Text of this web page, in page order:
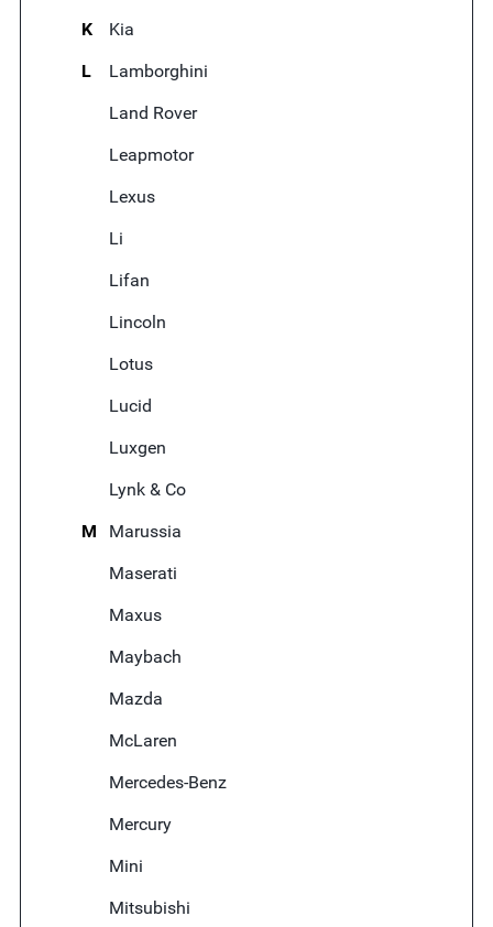
K
Kia
L
Lamborghini
Land Rover
Leapmotor
Lexus
Li
Lifan
Lincoln
Lotus
Lucid
Luxgen
Lynk & Co
M
Marussia
Maserati
Maxus
Maybach
Mazda
McLaren
Mercedes-Benz
Mercury
Mini
Mitsubishi